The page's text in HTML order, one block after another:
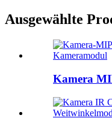
Ausgewählte
Kamera